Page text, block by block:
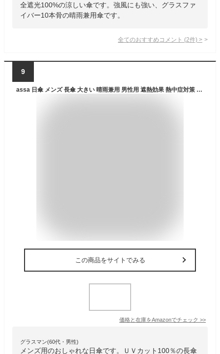
全遮光100%の涼しい傘です。強風にも強い、グラスファ
イバー10本骨の晴雨兼用傘です。
全てのおすすめコメント (2件) >
9
assa 日傘 メンズ 長傘 大きい 晴雨兼用 男性用 遮熱効果 熱中症対策 遮光 100% UVカット グラスファイバー ワンタッチ ジャンプ傘 FJ (FJ172/グレー)
この商品をサイトでみる
価格と在庫をAmazonでチェック >>
グラスマン(60代・男性)
メンズ用のおしゃれな日傘です。ＵＶカット100％の長傘